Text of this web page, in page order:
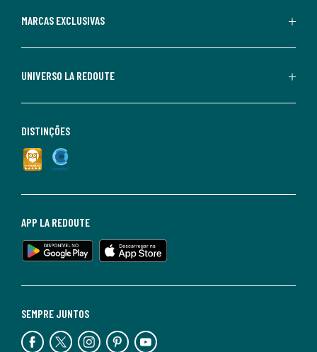
MARCAS EXCLUSIVAS
UNIVERSO LA REDOUTE
SEMPRE JUNTOS
APP LA REDOUTE
DISTINÇÕES